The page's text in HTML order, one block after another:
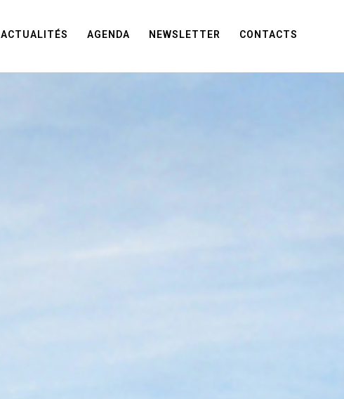
ACTUALITÉS AGENDA NEWSLETTER CONTACTS